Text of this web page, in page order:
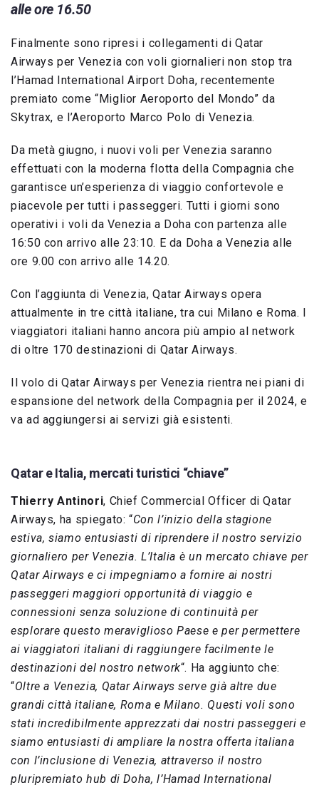
alle ore 16.50
Finalmente sono ripresi i collegamenti di Qatar
Airways per Venezia con voli giornalieri non stop tra
l’Hamad International Airport Doha, recentemente
premiato come “Miglior Aeroporto del Mondo” da
Skytrax, e l’Aeroporto Marco Polo di Venezia.
Da metà giugno, i nuovi voli per Venezia saranno
effettuati con la moderna flotta della Compagnia che
garantisce un’esperienza di viaggio confortevole e
piacevole per tutti i passeggeri. Tutti i giorni sono
operativi i voli da Venezia a Doha con partenza alle
16:50 con arrivo alle 23:10. E da Doha a Venezia alle
ore 9.00 con arrivo alle 14.20.
Con l’aggiunta di Venezia, Qatar Airways opera
attualmente in tre città italiane, tra cui Milano e Roma. I
viaggiatori italiani hanno ancora più ampio al network
di oltre 170 destinazioni di Qatar Airways.
Il volo di Qatar Airways per Venezia rientra nei piani di
espansione del network della Compagnia per il 2024, e
va ad aggiungersi ai servizi già esistenti.
Qatar e Italia, mercati turistici “chiave”
Thierry Antinori, Chief Commercial Officer di Qatar
Airways, ha spiegato: “Con l’inizio della stagione
estiva, siamo entusiasti di riprendere il nostro servizio
giornaliero per Venezia. L’Italia è un mercato chiave per
Qatar Airways e ci impegniamo a fornire ai nostri
passeggeri maggiori opportunità di viaggio e
connessioni senza soluzione di continuità per
esplorare questo meraviglioso Paese e per permettere
ai viaggiatori italiani di raggiungere facilmente le
destinazioni del nostro network“. Ha aggiunto che:
“Oltre a Venezia, Qatar Airways serve già altre due
grandi città italiane, Roma e Milano. Questi voli sono
stati incredibilmente apprezzati dai nostri passeggeri e
siamo entusiasti di ampliare la nostra offerta italiana
con l’inclusione di Venezia, attraverso il nostro
pluripremiato hub di Doha, l’Hamad International